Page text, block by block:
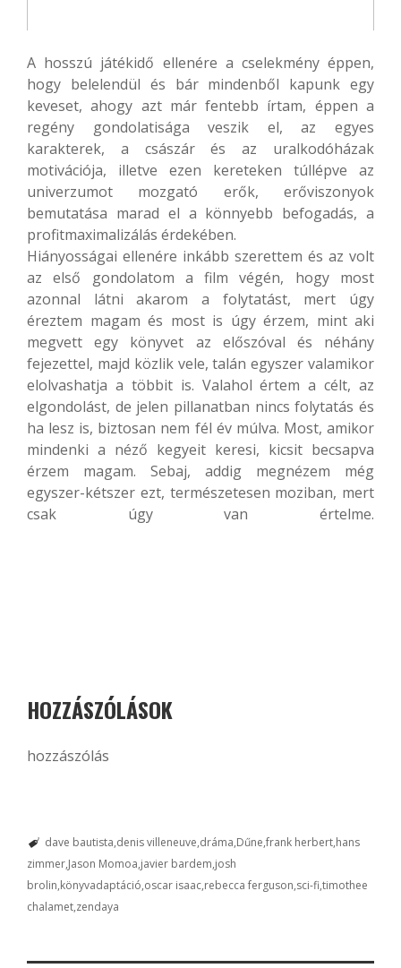
A hosszú játékidő ellenére a cselekmény éppen,
hogy belelendül és bár mindenből kapunk egy
keveset, ahogy azt már fentebb írtam, éppen a
regény gondolatisága veszik el, az egyes
karakterek, a császár és az uralkodóházak
motivációja, illetve ezen kereteken túllépve az
univerzumot mozgató erők, erőviszonyok
bemutatása marad el a könnyebb befogadás, a
profitmaximalizálás érdekében.
Hiányosságai ellenére inkább szerettem és az volt
az első gondolatom a film végén, hogy most
azonnal látni akarom a folytatást, mert úgy
éreztem magam és most is úgy érzem, mint aki
megvett egy könyvet az előszóval és néhány
fejezettel, majd közlik vele, talán egyszer valamikor
elolvashatja a többit is. Valahol értem a célt, az
elgondolást, de jelen pillanatban nincs folytatás és
ha lesz is, biztosan nem fél év múlva. Most, amikor
mindenki a néző kegyeit keresi, kicsit becsapva
érzem magam. Sebaj, addig megnézem még
egyszer-kétszer ezt, természetesen moziban, mert
csak úgy van értelme.
HOZZÁSZÓLÁSOK
hozzászólás
dave bautista denis villeneuve dráma Dűne frank herbert hans
zimmer Jason Momoa javier bardem josh
brolin könyvadaptáció oscar isaac rebecca ferguson sci-fi timothee
chalamet zendaya